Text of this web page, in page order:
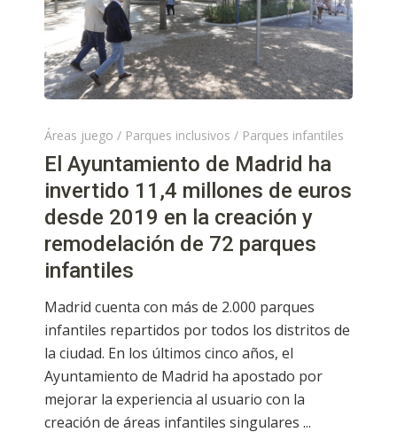
Áreas juego / Parques inclusivos / Parques infantiles
El Ayuntamiento de Madrid ha
invertido 11,4 millones de euros
desde 2019 en la creación y
remodelación de 72 parques
infantiles
Madrid cuenta con más de 2.000 parques
infantiles repartidos por todos los distritos de
la ciudad. En los últimos cinco años, el
Ayuntamiento de Madrid ha apostado por
mejorar la experiencia al usuario con la
creación de áreas infantiles singulares